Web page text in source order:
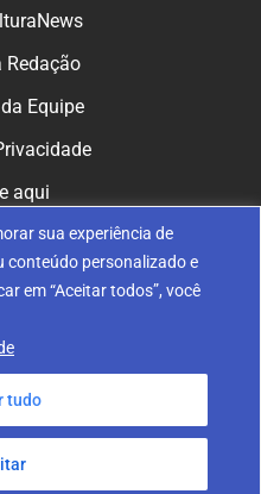
sua experiência de
conteúdo personalizado e
em “Aceitar todos”, você
tudo
Redação
Equipe
aqui
REDES
Belém de Guarapuava. Todos